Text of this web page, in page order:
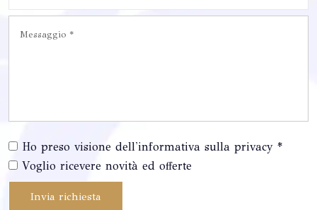
Ho preso visione dell'informativa sulla privacy *
Voglio ricevere novità ed offerte
Invia richiesta